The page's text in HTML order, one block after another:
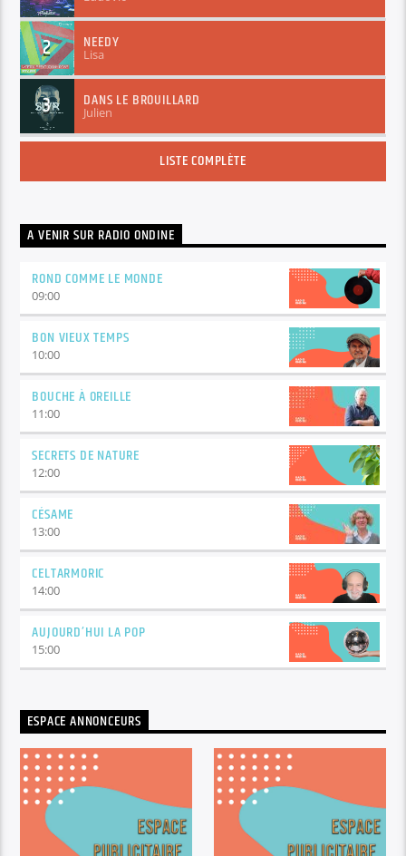
2 NEEDY
Lisa
3 DANS LE BROUILLARD
Julien
LISTE COMPLÈTE
A VENIR SUR RADIO ONDINE
ROND COMME LE MONDE
09:00
BON VIEUX TEMPS
10:00
BOUCHE À OREILLE
11:00
SECRETS DE NATURE
12:00
CÉSAME
13:00
CELTARMORIC
14:00
AUJOURD’HUI LA POP
15:00
ESPACE ANNONCEURS